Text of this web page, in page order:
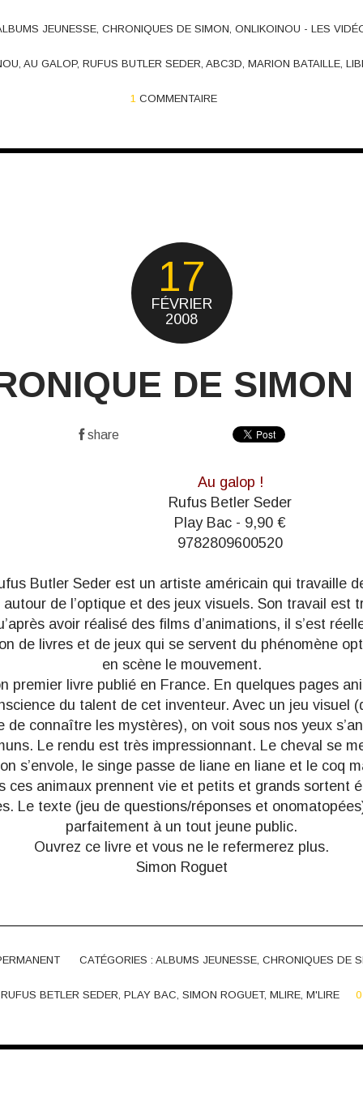
JEUNESSE, CHRONIQUES DE SIMON ONLIKOINOU - LES
AU GALOP, RUFUS BUTLER SEDER ABC3D MARION BATAILLE
1 COMMENTAIRE
17
FÉVRIER
2008
DE SIMON
share
Au galop !
Rufus Betler Seder
Play Bac - 9,90 €
9782809600520
Butler Seder est un artiste américain qui travaille
autour de l’optique et des jeux visuels. Son travail est
avoir réalisé des films d’animations, il s’est
de livres et de jeux qui se servent du phénomène
en scène le mouvement.
premier livre publié en France. En quelques pages
du talent de cet inventeur. Avec un jeu visuel
de connaître les mystères), on voit sous nos yeux
Le rendu est très impressionnant. Le cheval se
s’envole, le singe passe de liane en liane et le coq
animaux prennent vie et petits et grands sortent
Le texte (jeu de questions/réponses et
parfaitement à un tout jeune public.
Ouvrez ce livre et vous ne le refermerez plus.
Simon Roguet
CATÉGORIES : ALBUMS JEUNESSE, CHRONIQUES DE
RUFUS BETLER SEDER, PLAY BAC, SIMON ROGUET, MLIRE, M'LIRE 0